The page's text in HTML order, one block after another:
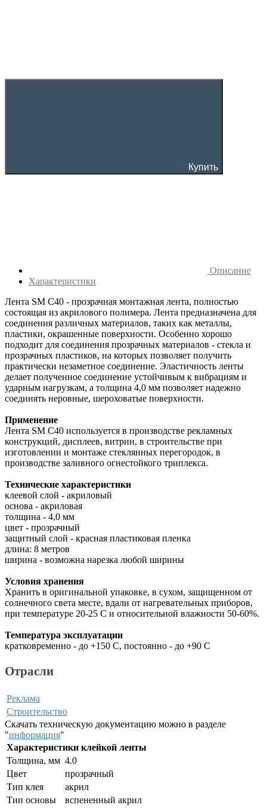
Купить
Описание
Характеристики
Лента SM C40 - прозрачная монтажная лента, полностью
состоящая из акрилового полимера. Лента предназначена для
соединения различных материалов, таких как металлы,
пластики, окрашенные поверхности. Особенно хорошо
подходит для соединения прозрачных материалов - стекла и
прозрачных пластиков, на которых позволяет получить
практически незаметное соединение. Эластичность ленты
делает полученное соединение устойчивым к вибрациям и
ударным нагрузкам, а толщина 4,0 мм позволяет надежно
соединять неровные, шероховатые поверхности.
Применение
Лента SM C40 используется в производстве рекламных
конструкций, дисплеев, витрин, в строительстве при
изготовлении и монтаже стеклянных перегородок, в
производстве заливного огнестойкого триплекса.
Технические характеристики
клеевой слой - акриловый
основа - акриловая
толщина - 4,0 мм
цвет - прозрачный
защитный слой - красная пластиковая пленка
длина: 8 метров
ширина - возможна нарезка любой ширины
Условия хранения
Хранить в оригинальной упаковке, в сухом, защищенном от
солнечного света месте, вдали от нагревательных приборов,
при температуре 20-25 С и относительной влажности 50-60%.
Температура эксплуатации
кратковременно - до +150 С, постоянно - до +90 С
Отрасли
Реклама
Строительство
Скачать техническую документацию можно в разделе
"информация"
Характеристики клейкой ленты
Толщина, мм 4.0
Цвет
прозрачный
Тип клея
акрил
Тип основы
вспененный акрил